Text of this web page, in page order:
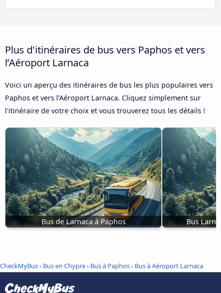
Plus d'itinéraires de bus vers Paphos et vers
l’Aéroport Larnaca
Voici un aperçu des itinéraires de bus les plus populaires vers
Paphos et vers l’Aéroport Larnaca. Cliquez simplement sur
l'itinéraire de votre choix et vous trouverez tous les détails !
Bus de Larnaca à Paphos Bus
CheckMyBus› Bus en Chypre› Bus à Paphos› Bus à Aéroport Larnaca